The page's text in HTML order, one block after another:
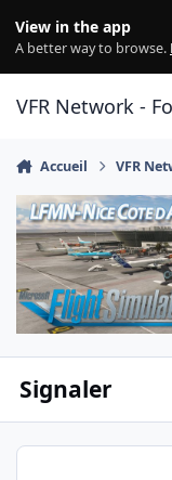
View in the app
A better way to browse.
VFR Network -
Accueil VFR
Signaler